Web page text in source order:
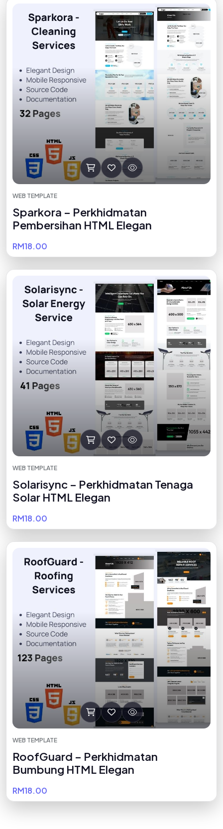
WEB TEMPLATE
Sparkora – Perkhidmatan
Pembersihan HTML Elegan
RM18.00
WEB TEMPLATE
Solarisync – Perkhidmatan Tenaga
Solar HTML Elegan
RM18.00
WEB TEMPLATE
RoofGuard – Perkhidmatan
Bumbung HTML Elegan
RM18.00